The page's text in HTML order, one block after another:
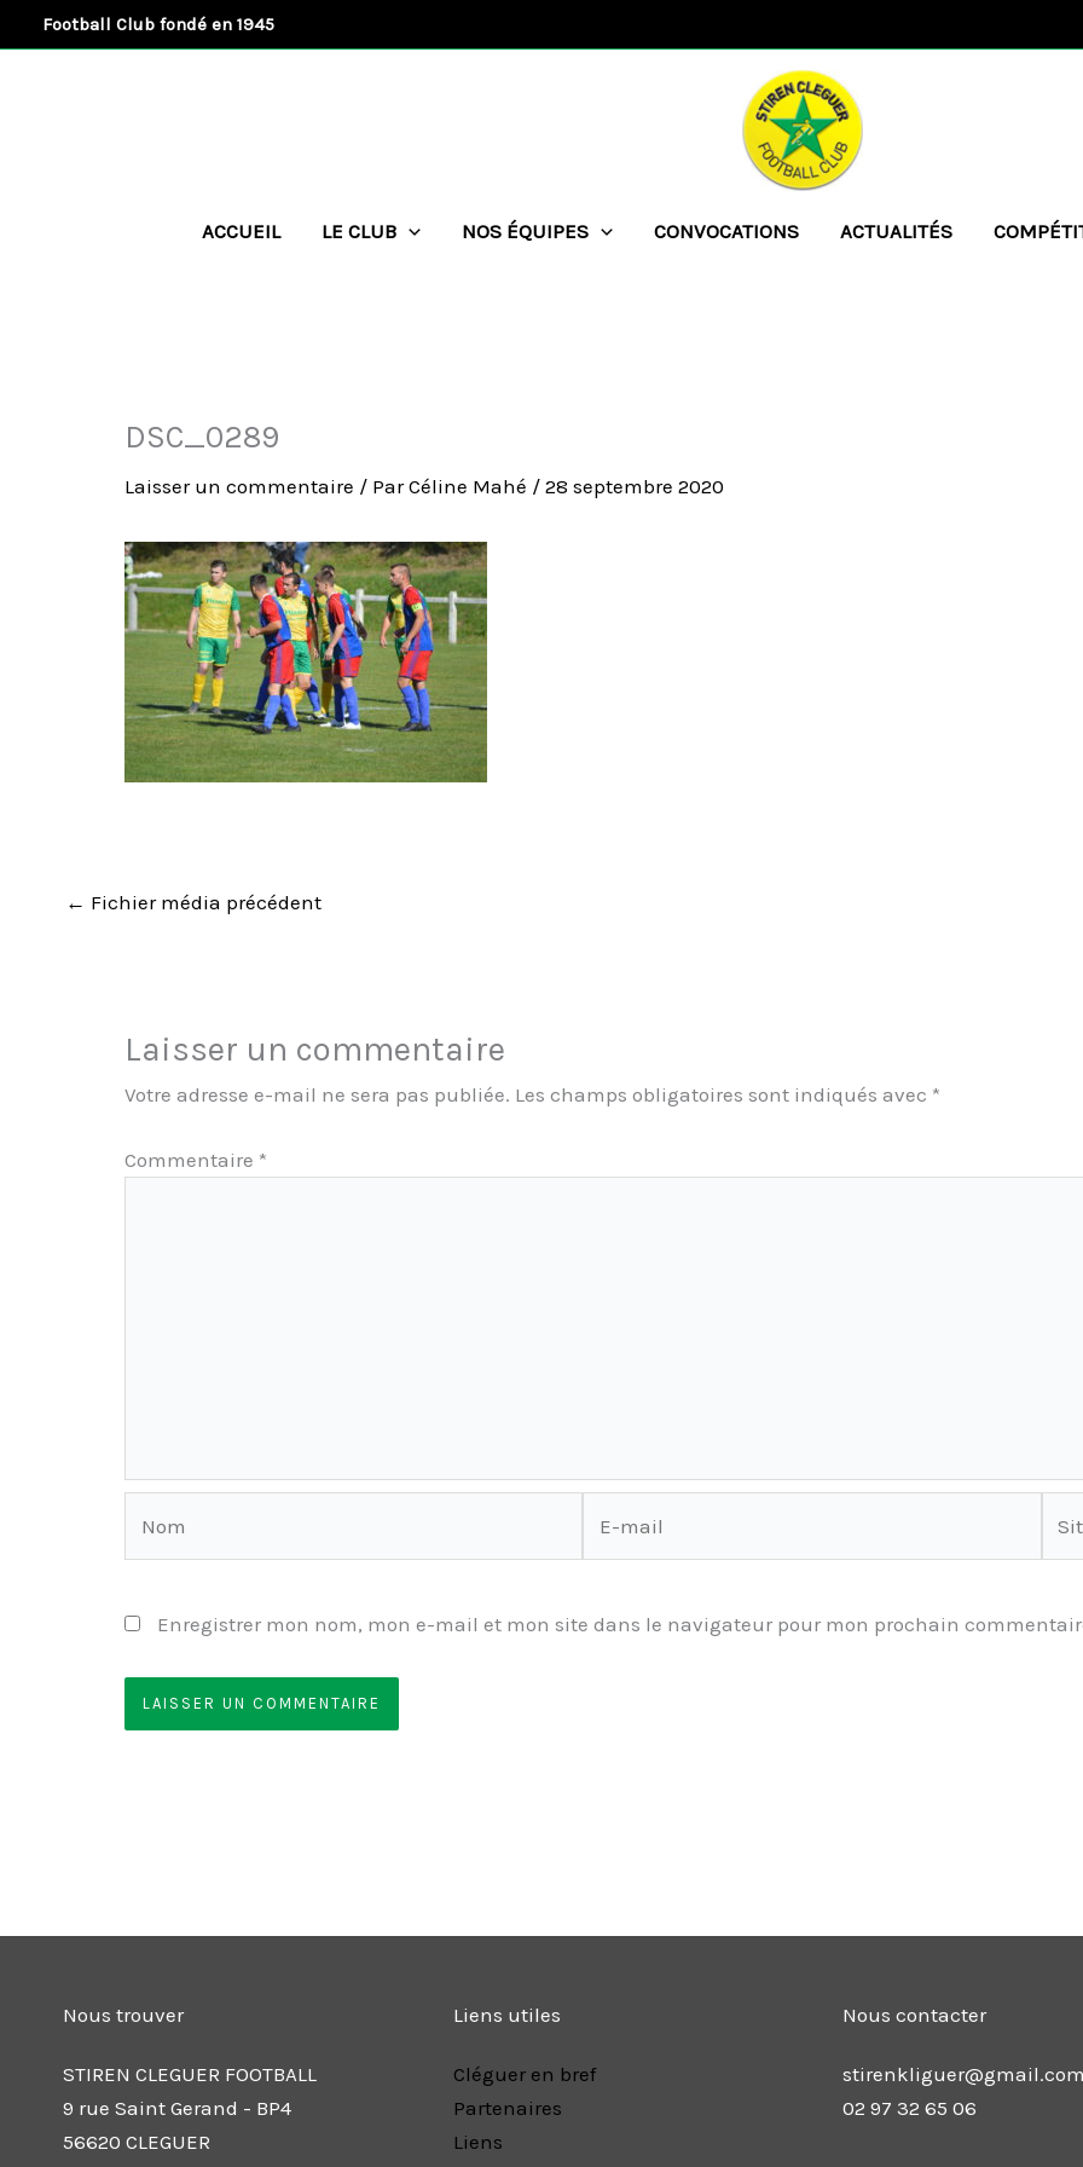
au
Football Club fondé en 1945
ACCUEIL LE CLUB NOS ÉQUIPES CONVOCATIONS ACTUALITÉS
DSC_0289
Laisser un commentaire / ParCéline Mahé / 28 septembre 2020
← Fichier média précédent
Laisser un commentaire
Votre adresse e-mail ne sera pas publiée. Les champs obligatoires sont indiqués avec *
Commentaire *
Enregistrer mon nom, mon e-mail et mon site dans le navigateur pour mon prochain
Nous trouver
STIREN CLEGUER FOOTBALL
9 rue Saint Gerand - BP4
56620 CLEGUER
Liens utiles
Cléguer en bref
Partenaires
Liens
Nous contacter
02 97 32 65 06